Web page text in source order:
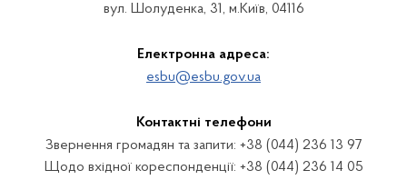
вул. Шолуденка, 31, м.Київ, 04116
Електронна адреса:
esbu@esbu.gov.ua
Контактні телефони
Звернення громадян та запити: +38 (044) 236 13 97
Щодо вхідної кореспонденції: +38 (044) 236 14 05